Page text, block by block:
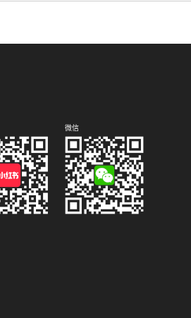
微信